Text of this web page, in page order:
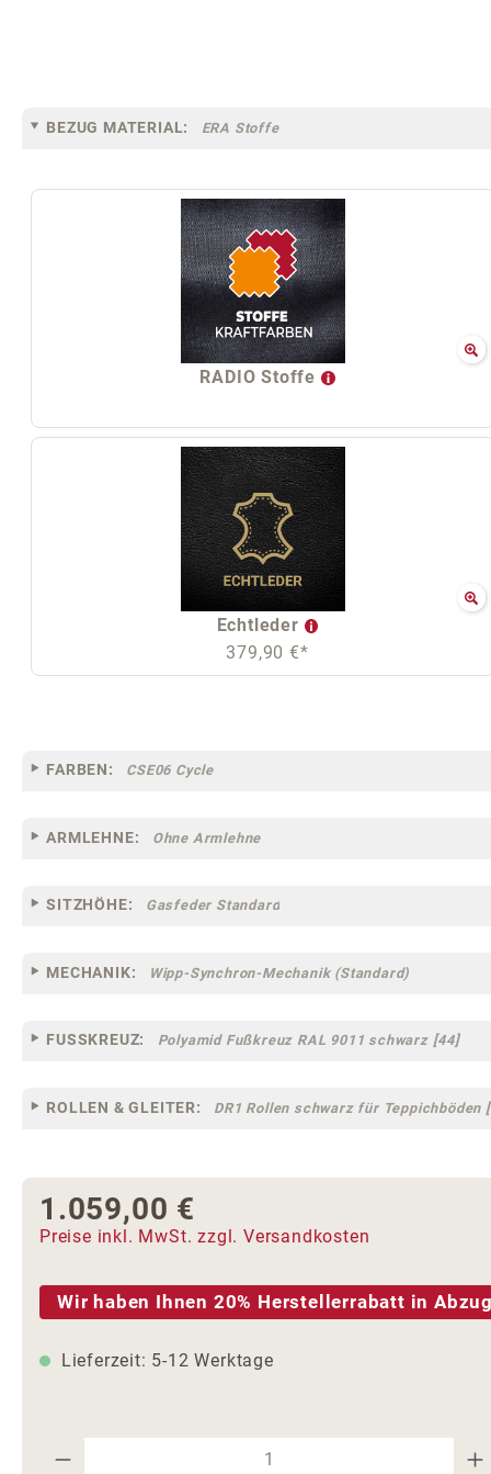
BEZUG MATERIAL: ERA Stoffe
RADIO Stoffe
Echtleder
379,90 €*
FARBEN: CSE06 Cycle
ARMLEHNE: Ohne Armlehne
SITZHÖHE: Gasfeder Standard
MECHANIK: Wipp-Synchron-Mechanik (Standard)
FUSSKREUZ: Polyamid Fußkreuz RAL 9011 schwarz [44]
ROLLEN & GLEITER: DR1 Rollen schwarz für Teppichböden
Regulärer Preis:
1.059,00 €
Preise inkl. MwSt. zzgl. Versandkosten
Wir haben Ihnen 20% Herstellerrabatt in
Lieferzeit: 5-12 Werktage
Produkt Anzahl: Gib den